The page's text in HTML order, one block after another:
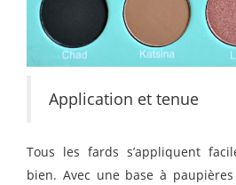
Application et tenue
Tous les fards s’appliquent
bien. Avec une base à